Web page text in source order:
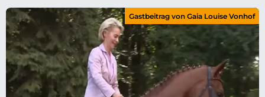
Gastbeitrag von Gaia Louise Vonhof